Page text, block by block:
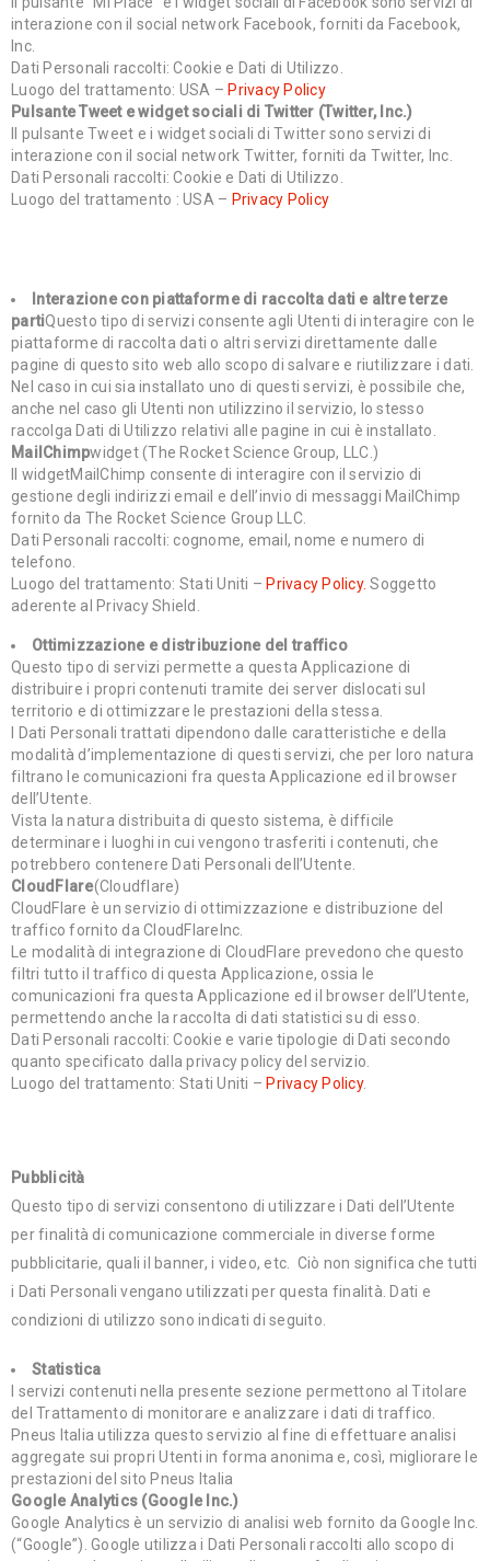
interazione con il social network Facebook, forniti da Facebook,
Inc.
Dati Personali raccolti: Cookie e Dati di Utilizzo.
Luogo del trattamento: USA – Privacy Policy
Pulsante Tweet e widget sociali di Twitter (Twitter, Inc.)
Il pulsante Tweet e i widget sociali di Twitter sono servizi di
interazione con il social network Twitter, forniti da Twitter, Inc.
Dati Personali raccolti: Cookie e Dati di Utilizzo.
Luogo del trattamento : USA – Privacy Policy
Interazione con piattaforme di raccolta dati e altre terze
partiQuesto tipo di servizi consente agli Utenti di interagire con le
piattaforme di raccolta dati o altri servizi direttamente dalle
pagine di questo sito web allo scopo di salvare e riutilizzare i dati.
Nel caso in cui sia installato uno di questi servizi, è possibile che,
anche nel caso gli Utenti non utilizzino il servizio, lo stesso
raccolga Dati di Utilizzo relativi alle pagine in cui è installato.
MailChimpwidget (The Rocket Science Group, LLC.)
Il widgetMailChimp consente di interagire con il servizio di
gestione degli indirizzi email e dell’invio di messaggi MailChimp
fornito da The Rocket Science Group LLC.
Dati Personali raccolti: cognome, email, nome e numero di
telefono.
Luogo del trattamento: Stati Uniti – Privacy Policy. Soggetto
aderente al Privacy Shield.
Ottimizzazione e distribuzione del traffico
Questo tipo di servizi permette a questa Applicazione di
distribuire i propri contenuti tramite dei server dislocati sul
territorio e di ottimizzare le prestazioni della stessa.
I Dati Personali trattati dipendono dalle caratteristiche e della
modalità d’implementazione di questi servizi, che per loro natura
filtrano le comunicazioni fra questa Applicazione ed il browser
dell’Utente.
Vista la natura distribuita di questo sistema, è difficile
determinare i luoghi in cui vengono trasferiti i contenuti, che
potrebbero contenere Dati Personali dell’Utente.
CloudFlare(Cloudflare)
CloudFlare è un servizio di ottimizzazione e distribuzione del
traffico fornito da CloudFlareInc.
Le modalità di integrazione di CloudFlare prevedono che questo
filtri tutto il traffico di questa Applicazione, ossia le
comunicazioni fra questa Applicazione ed il browser dell’Utente,
permettendo anche la raccolta di dati statistici su di esso.
Dati Personali raccolti: Cookie e varie tipologie di Dati secondo
quanto specificato dalla privacy policy del servizio.
Luogo del trattamento: Stati Uniti – Privacy Policy.
Pubblicità
Questo tipo di servizi consentono di utilizzare i Dati dell’Utente
per finalità di comunicazione commerciale in diverse forme
pubblicitarie, quali il banner, i video, etc. Ciò non significa che tutti
i Dati Personali vengano utilizzati per questa finalità. Dati e
condizioni di utilizzo sono indicati di seguito.
Statistica
I servizi contenuti nella presente sezione permettono al Titolare
del Trattamento di monitorare e analizzare i dati di traffico.
Pneus Italia utilizza questo servizio al fine di effettuare analisi
aggregate sui propri Utenti in forma anonima e, così, migliorare le
prestazioni del sito Pneus Italia
Google Analytics (Google Inc.)
Google Analytics è un servizio di analisi web fornito da Google Inc.
(“Google”). Google utilizza i Dati Personali raccolti allo scopo di